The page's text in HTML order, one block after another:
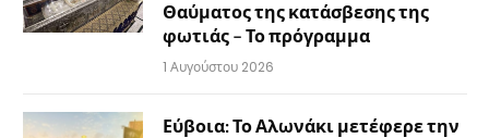
Θαύματος της κατάσβεσης της
φωτιάς – Το πρόγραμμα
1 Αυγούστου 2026
Εύβοια: Το Αλωνάκι μετέφερε την